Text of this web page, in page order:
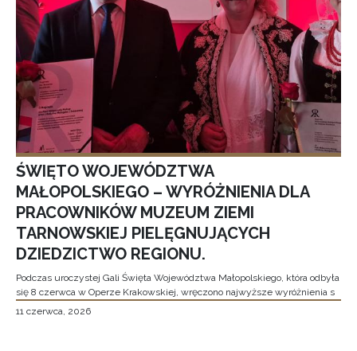
ŚWIĘTO WOJEWÓDZTWA
MAŁOPOLSKIEGO – WYRÓŻNIENIA DLA
PRACOWNIKÓW MUZEUM ZIEMI
TARNOWSKIEJ PIELĘGNUJĄCYCH
DZIEDZICTWO REGIONU.
Podczas uroczystej Gali Święta Województwa Małopolskiego, która odbyła
się 8 czerwca w Operze Krakowskiej, wręczono najwyższe wyróżnienia s
11 czerwca, 2026